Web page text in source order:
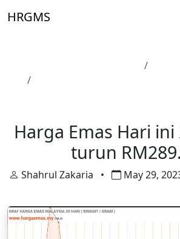
HRGMS
Harga Emas Hari ini
turun
Shahrul Zakaria • May 29,